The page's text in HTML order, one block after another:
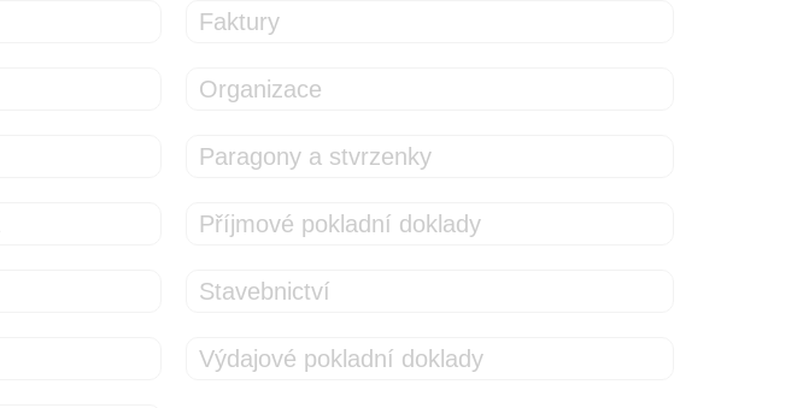
Faktury
Organizace
Paragony a stvrzenky
Příjmové pokladní doklady
Stavebnictví
Výdajové pokladní doklady